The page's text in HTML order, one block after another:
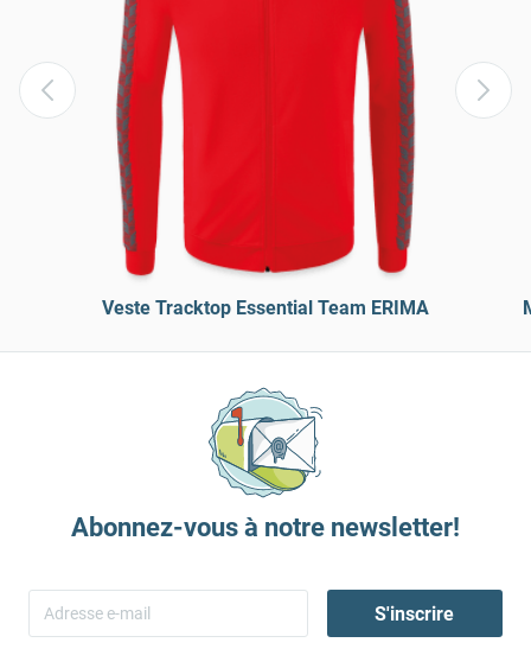
Veste Tracktop Essential Team ERIMA
Abonnez-vous à notre newsletter!
S'inscrire